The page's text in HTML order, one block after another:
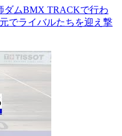
ダムBMX TRACKで行わ
でライバルたちを迎え撃